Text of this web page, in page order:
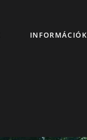
INFORMÁCIÓK